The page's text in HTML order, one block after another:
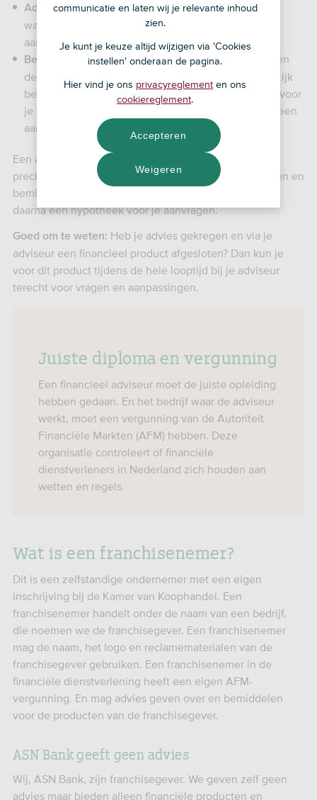
Adviseren:een adviseur maakt een advies voor je
waarin staat welk financieel product van welke
aanbieder het beste bij jouw situatie en vraag past.
Bemiddelen:
een adviseur is de schakel tussen jou en
de aanbieder van een financieel product. In de praktijk
betekent dat meestal dat een adviseur een product voor
je aanvraagt. En ervoor zorgt dat jij een contract bij een
aanbieder van een financieel product kunt afsluiten.
Een adviseur legt je van tevoren altijd uit wat hij of zij
precies voor je gaat doen. Meestal kunnen ze adviseren en
bemiddelen. Bijvoorbeeld hypotheekadvies geven en
daarna een hypotheek voor je aanvragen.
Goed om te weten: Heb je advies gekregen en via je
adviseur een financieel product afgesloten? Dan kun je
voor dit product tijdens de hele looptijd bij je adviseur
terecht voor vragen en aanpassingen.
Juiste diploma en vergunning
Een financieel adviseur moet de juiste opleiding
hebben gedaan. En het bedrijf waar de adviseur
werkt, moet een vergunning van de Autoriteit
Financiële Markten (AFM) hebben. Deze
organisatie controleert of financiële
dienstverleners in Nederland zich houden aan
wetten en regels.
Wat is een franchisenemer?
Dit is een zelfstandige ondernemer met een eigen
inschrijving bij de Kamer van Koophandel. Een
franchisenemer handelt onder de naam van een bedrijf,
die noemen we de franchisegever. Een franchisenemer
mag de naam, het logo en reclamematerialen van de
franchisegever gebruiken. Een franchisenemer in de
financiële dienstverlening heeft een eigen AFM-
vergunning. En mag advies geven over en bemiddelen
voor de producten van de franchisegever.
ASN Bank geeft geen advies
Wij, ASN Bank, zijn franchisegever. We geven zelf geen
advies maar bieden alleen financiële producten en
communicatie en laten wij je relevante inhoud
zien.
Je kunt je keuze altijd wijzigen via 'Cookies
instellen' onderaan de pagina.
Hier vind je ons privacyreglement en ons
cookiereglement.
Weigeren
Accepteren